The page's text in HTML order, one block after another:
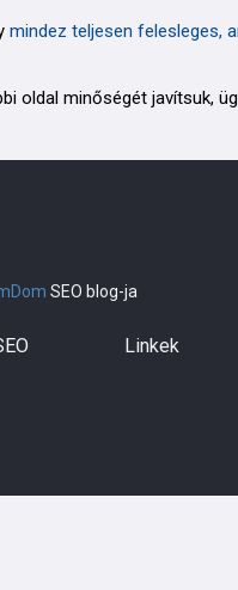
mindez teljesen felesleges,
oldal minőségét javítsuk,
SEO blog-ja
Linkek